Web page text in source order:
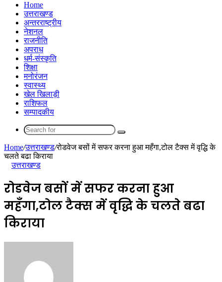
Home
उत्तराखण्ड
अन्तरराष्ट्रीय
नेशनल
राजनीति
अपराध
धर्म-संस्कृति
शिक्षा
मनोरंजन
स्वास्थ्य
खेल खिलाड़ी
राशिफल
सम्पादकीय
Search
Home/उत्तराखण्ड/रोडवेज बसों में सफर करना हुआ महँगा,टोल टैक्स में वृद्धि के
चलते बढा किराया
उत्तराखण्ड
रोडवेज बसों में सफर करना हुआ
महँगा,टोल टैक्स में वृद्धि के चलते बढा
किराया